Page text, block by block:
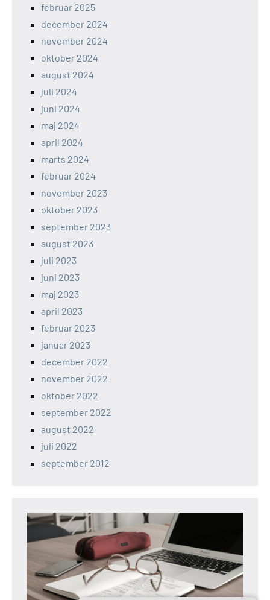
februar 2025
december 2024
november 2024
oktober 2024
august 2024
juli 2024
juni 2024
maj 2024
april 2024
marts 2024
februar 2024
november 2023
oktober 2023
september 2023
august 2023
juli 2023
juni 2023
maj 2023
april 2023
februar 2023
januar 2023
december 2022
november 2022
oktober 2022
september 2022
august 2022
juli 2022
september 2012